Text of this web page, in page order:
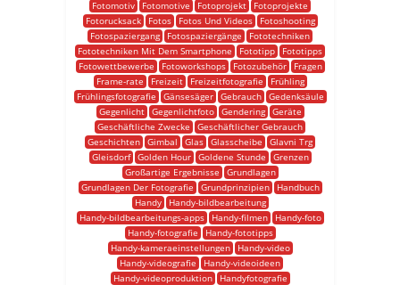
Fotomotiv Fotomotive Fotoprojekt
Fotoprojekte
Fotorucksack
Fotos Fotos Und Videos
Fotoshooting
Fotospaziergang
Fotospaziergänge
Fototechniken
Fototechniken Mit Dem Smartphone
Fototipp
Fototipps
Fotowettbewerbe
Fotoworkshops Fotozubehör
Fragen
Frame-rate
Freizeit Freizeitfotografie
Frühling
Frühlingsfotografie
Gänsesäger Gebrauch
Gedenksäule
Gegenlicht
Gegenlichtfoto Gendering
Geräte
Geschäftliche Zwecke
Geschäftlicher Gebrauch
Geschichten Gimbal Glas Glasscheibe
Glavni Trg
Gleisdorf
Golden Hour Goldene Stunde
Grenzen
Großartige Ergebnisse
Grundlagen
Grundlagen Der Fotografie
Grundprinzipien
Handbuch
Handy
Handy-bildbearbeitung
Handy-bildbearbeitungs-apps
Handy-filmen
Handy-foto
Handy-fotografie
Handy-fototipps
Handy-kameraeinstellungen
Handy-video
Handy-videografie
Handy-videoideen
Handy-videoproduktion
Handyfotografie